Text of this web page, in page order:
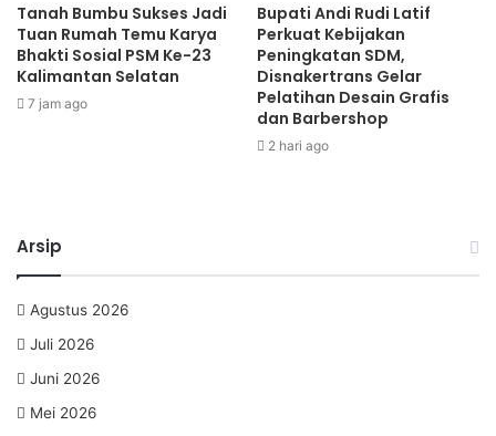
Tanah Bumbu Sukses Jadi
Tuan Rumah Temu Karya
Bhakti Sosial PSM Ke-23
Kalimantan Selatan
7 jam ago
Bupati Andi Rudi Latif
Perkuat Kebijakan
Peningkatan SDM,
Disnakertrans Gelar
Pelatihan Desain Grafis
dan Barbershop
2 hari ago
Arsip
Agustus 2026
Juli 2026
Juni 2026
Mei 2026